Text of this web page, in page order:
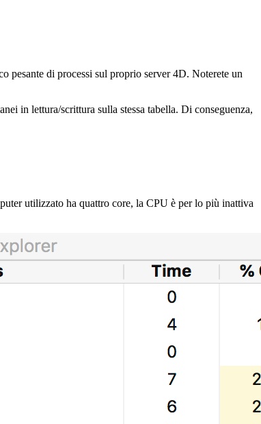
pesante di processi sul proprio server 4D. Noterete un
in lettura/scrittura sulla stessa tabella. Di conseguenza,
utilizzato ha quattro core, la CPU è per lo più inattiva